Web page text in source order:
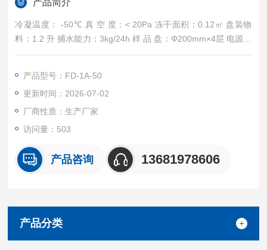
产品简介
冷凝温度： -50℃ 真 空 度：< 20Pa 冻干面积：0.12㎡ 盘装物
料：1.2 升 捕水能力：3kg/24h 样 品 盘：Φ200mm×4层 电源要
求：220V 50Hz 850W 主机尺寸：380×600×345mm
产品型号：FD-1A-50
更新时间：2026-07-02
厂商性质：生产厂家
访问量：503
产品咨询 13681978606
产品分类